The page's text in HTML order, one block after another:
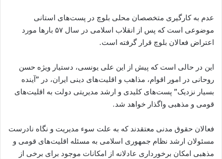
عدم به کارگیری متخصصان محلی بلوچ در پست‌های استانی
موضوعی است که پس از انقلاب اسلامی در سال ۵۷ بارها مورد
اعتراض فعالان بلوچ قرار گرفته است.
این در حالی است که پیش از این علی یونسی، دستیار ویژه حسن
روحانی در امور اقوام، مذاهب و اقلیت‌های دینی ایران، در ”آینده
بسیار نزدیک” پست‌های کلیدی و ارشد مدیریتی دولت به اقلیت‌های
قومی و مذهبی واگذار خواهد شد.
فعالان حقوق مدنی معتقدند که به علت سوء مدیریت و نگاه نادرست
مسئولان ارشد نظام جمهوری اسلامی به مسئله اقلیت‌های قومی و
مذهبی امکان برخورداری عادلانه از امکانات موجود برای برخی از